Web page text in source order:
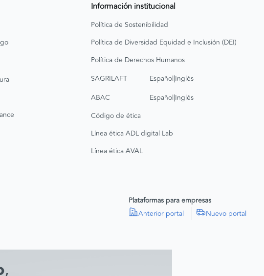
Información institucional
Política de Sostenibilidad
Política de Diversidad Equidad e Inclusión (DEI)
Política de Derechos Humanos
SAGRILAFT
Español|Inglés
ABAC
Español|Inglés
Código de ética
Línea ética ADL digital Lab
Línea ética AVAL
Plataformas para empresas
Anterior portal
Nuevo portal